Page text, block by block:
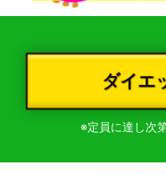
ダイエ
※定員に達し次